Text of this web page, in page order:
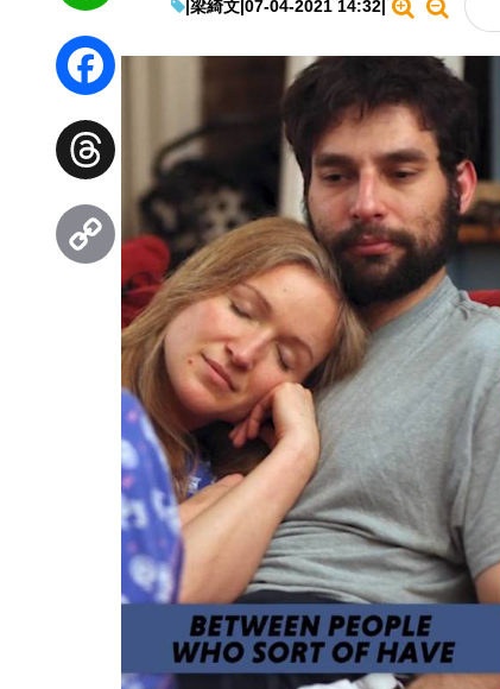
|梁綺文|07-04-2021 14:32|
WhatsApp
Facebook
Threads
Copy
Link